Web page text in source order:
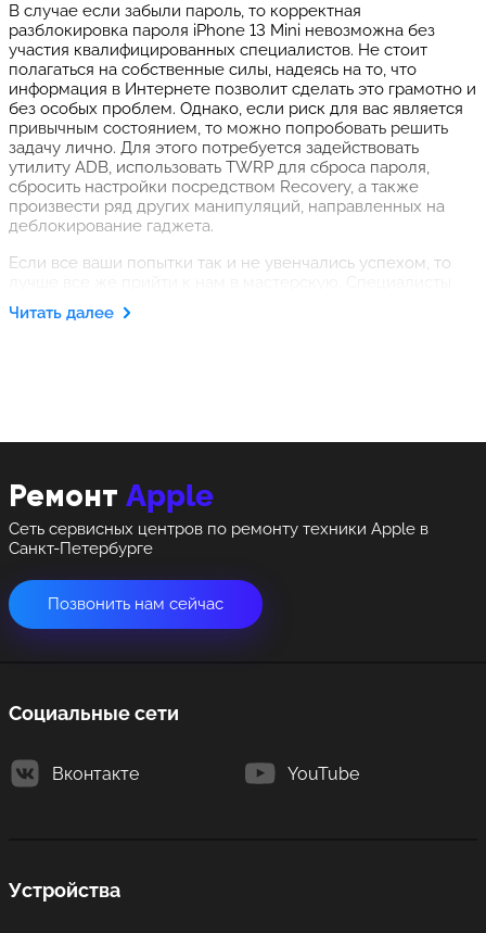
В случае если забыли пароль, то корректная
разблокировка пароля iPhone 13 Mini невозможна без
участия квалифицированных специалистов. Не стоит
полагаться на собственные силы, надеясь на то, что
информация в Интернете позволит сделать это грамотно и
без особых проблем. Однако, если риск для вас является
привычным состоянием, то можно попробовать решить
задачу лично. Для этого потребуется задействовать
утилиту ADB, использовать TWRP для сброса пароля,
сбросить настройки посредством Recovery, а также
произвести ряд других манипуляций, направленных на
деблокирование гаджета.
Если все ваши попытки так и не увенчались успехом, то
сервисного центра произведут диагностику, после чего
оперативно решат все поставленные задачи. Сотрудники
Читать далее
Ремонт Apple
Сеть сервисных центров по ремонту техники Apple в
Санкт-Петербурге
Позвонить нам сейчас
Социальные сети
Вконтакте YouTube
Устройства